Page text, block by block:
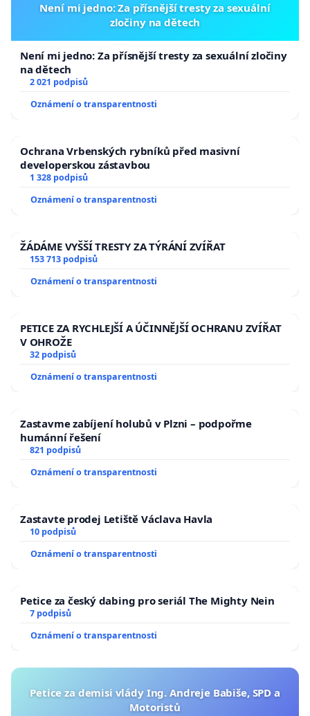
Není mi jedno: Za přísnější tresty za sexuální
zločiny na dětech
Není mi jedno: Za přísnější tresty za sexuální zločiny
na dětech
2 021 podpisů
Oznámení o transparentnosti
Ochrana Vrbenských rybníků před masivní
developerskou zástavbou
1 328 podpisů
Oznámení o transparentnosti
ŽÁDÁME VYŠŠÍ TRESTY ZA TÝRÁNÍ ZVÍŘAT
153 713 podpisů
Oznámení o transparentnosti
PETICE ZA RYCHLEJŠÍ A ÚČINNĚJŠÍ OCHRANU ZVÍŘAT
V OHROŽE
32 podpisů
Oznámení o transparentnosti
Zastavme zabíjení holubů v Plzni – podpořme
humánní řešení
821 podpisů
Oznámení o transparentnosti
Zastavte prodej Letiště Václava Havla
10 podpisů
Oznámení o transparentnosti
Petice za český dabing pro seriál The Mighty Nein
7 podpisů
Oznámení o transparentnosti
Petice za demisi vlády Ing. Andreje Babiše, SPD a
Motoristů